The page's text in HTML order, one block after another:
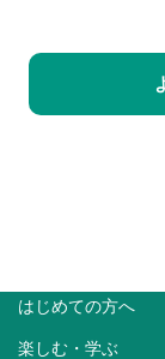
はじめての方へ
楽しむ・学ぶ